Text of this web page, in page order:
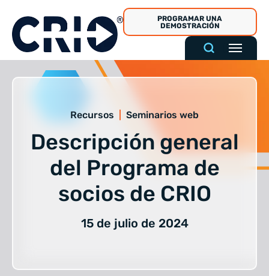
contenido
PROGRAMAR UNA
DEMOSTRACIÓN
Recursos Seminarios web
Descripción general
del Programa de
socios de CRIO
15 de julio de 2024